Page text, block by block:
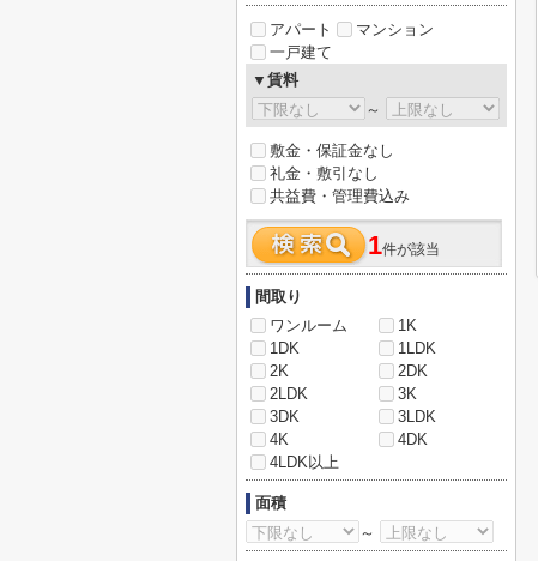
アパート
マンション
一戸建て
▼賃料
～
敷金・保証金なし
礼金・敷引なし
共益費・管理費込み
1件が該当
間取り
ワンルーム
1K
1DK
1LDK
2K
2DK
2LDK
3K
3DK
3LDK
4K
4DK
4LDK以上
面積
～